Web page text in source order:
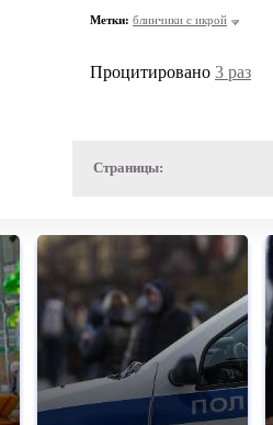
Метки: блинчики с икрой
Процитировано 3 раз
Страницы: